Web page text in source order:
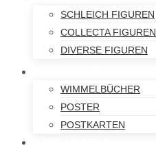
SCHLEICH FIGUREN
COLLECTA FIGUREN
DIVERSE FIGUREN
WIMMELBÜCHER
POSTER
POSTKARTEN